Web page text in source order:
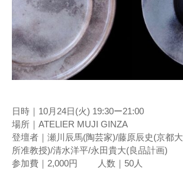
日時｜10月24日(火) 19:30ー21:00
場所｜ATELIER MUJI GINZA
登壇者｜瀬川辰馬(陶芸家)/藤原辰史(京都
所准教授)/清水洋平/永田貴大(良品計画)
参加費｜2,000円 人数｜50人